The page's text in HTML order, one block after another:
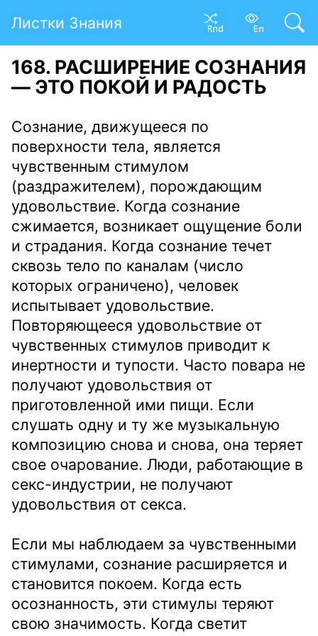
Листки Знания
168. РАСШИРЕНИЕ СОЗНАНИЯ
— ЭТО ПОКОЙ И РАДОСТЬ
Сознание, движущееся по
поверхности тела, является
чувственным стимулом
(раздражителем), порождающим
удовольствие. Когда сознание
сжимается, возникает ощущение боли
и страдания. Когда сознание течет
сквозь тело по каналам (число
которых ограничено), человек
испытывает удовольствие.
Повторяющееся удовольствие от
чувственных стимулов приводит к
инертности и тупости. Часто повара не
получают удовольствия от
приготовленной ими пищи. Если
слушать одну и ту же музыкальную
композицию снова и снова, она теряет
свое очарование. Люди, работающие в
секс-индустрии, не получают
удовольствия от секса.
Если мы наблюдаем за чувственными
стимулами, сознание расширяется и
становится покоем. Когда есть
осознанность, эти стимулы теряют
свою значимость. Когда светит